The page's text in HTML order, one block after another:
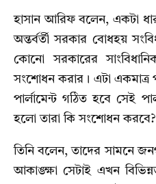
হাসান আরিফ বলেন, একটা
অন্তর্বর্তী সরকার বোধহয়
কোনো সরকারের
সংশোধন করার। এটা একমাত্র
পার্লামেন্ট গঠিত হবে সেই
হলো তারা কি সংশোধন করবে?
তিনি বলেন, তাদের সামনে
আকাঙ্ক্ষা সেটাই এখন